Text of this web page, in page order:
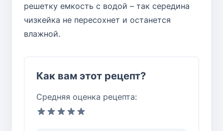
решетку емкость с водой – так середина
чизкейка не пересохнет и останется
влажной.
Как вам этот рецепт?
Средняя оценка рецепта: